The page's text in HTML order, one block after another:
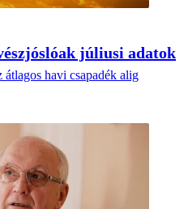
júliusi adatok
havi csapadék alig